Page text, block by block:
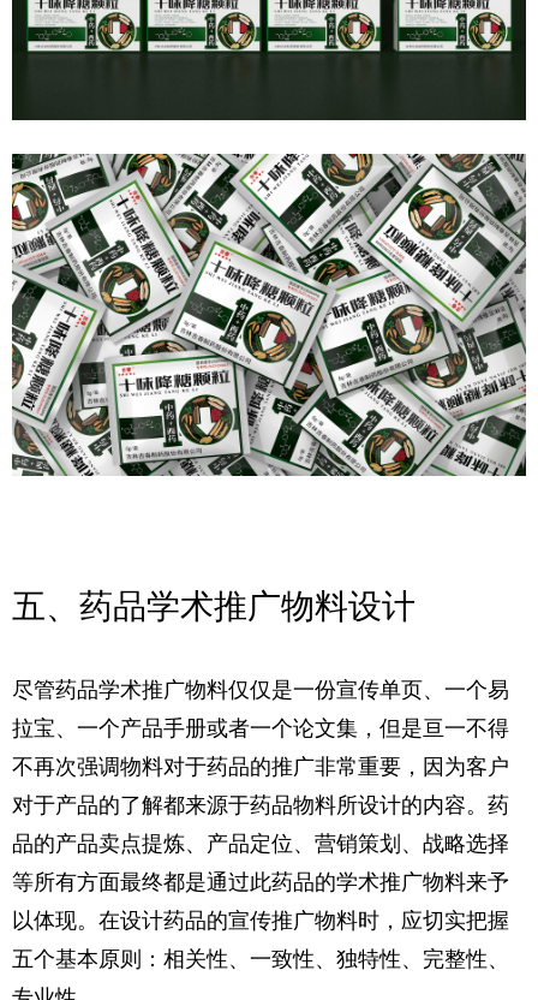
五、药品学术推广物料设计
尽管药品学术推广物料仅仅是一份宣传单页、一个易
拉宝、一个产品手册或者一个论文集，但是亘一不得
不再次强调物料对于药品的推广非常重要，因为客户
对于产品的了解都来源于药品物料所设计的内容。药
品的产品卖点提炼、产品定位、营销策划、战略选择
等所有方面最终都是通过此药品的学术推广物料来予
以体现。在设计药品的宣传推广物料时，应切实把握
五个基本原则：相关性、一致性、独特性、完整性、